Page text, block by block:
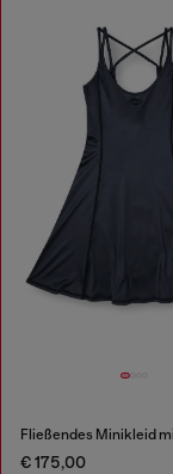
€ 175,00